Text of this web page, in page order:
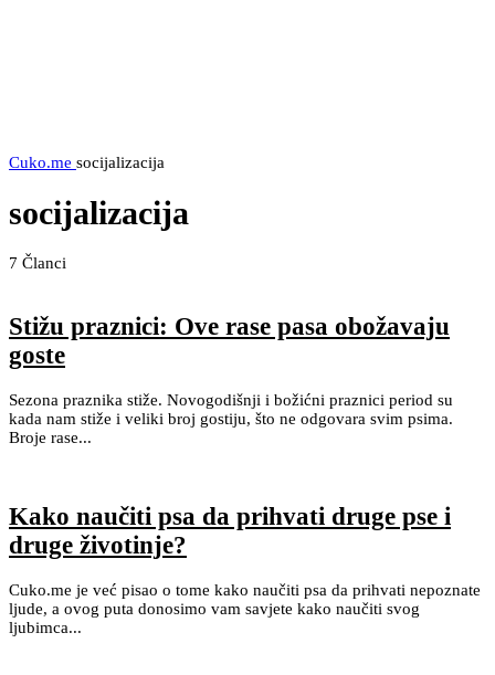
Cuko.me socijalizacija
socijalizacija
7 Članci
Stižu praznici: Ove rase pasa obožavaju
goste
Sezona praznika stiže. Novogodišnji i božićni praznici period su
kada nam stiže i veliki broj gostiju, što ne odgovara svim psima.
Broje rase...
Kako naučiti psa da prihvati druge pse i
druge životinje?
Cuko.me je već pisao o tome kako naučiti psa da prihvati nepoznate
ljude, a ovog puta donosimo vam savjete kako naučiti svog
ljubimca...